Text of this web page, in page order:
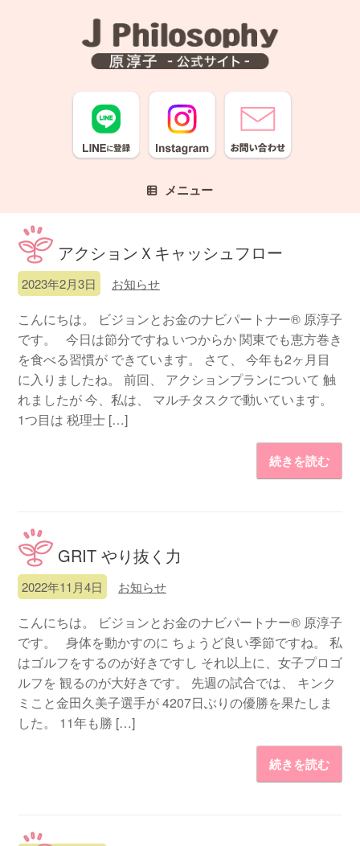
メニュー
アクションＸキャッシュフロー
2023年2月3日 お知らせ
こんにちは。 ビジョンとお金のナビパートナー® 原淳子
です。 今日は節分ですね いつからか 関東でも恵方巻き
を食べる習慣が できています。 さて、 今年も2ヶ月目
に入りましたね。 前回、 アクションプランについて 触
れましたが 今、私は、 マルチタスクで動いています。
1つ目は 税理士 […]
続きを読む
GRIT やり抜く力
2022年11月4日 お知らせ
こんにちは。 ビジョンとお金のナビパートナー® 原淳子
です。 身体を動かすのに ちょうど良い季節ですね。 私
はゴルフをするのが好きですし それ以上に、女子プロゴ
ルフを 観るのが大好きです。 先週の試合では、 キンク
ミこと金田久美子選手が 4207日ぶりの優勝を果たしま
した。 11年も勝 […]
続きを読む